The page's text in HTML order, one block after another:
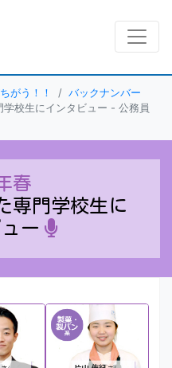
がう！！
バックナンバー
校生にインタビュー - 公務員
春
専門学校生に
ー